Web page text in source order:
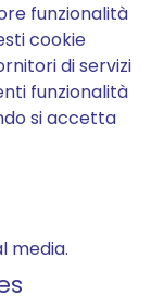
funzionalità
cookie
di servizi
funzionalità
si accetta
media.